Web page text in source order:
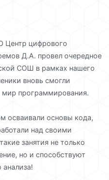
Центр цифрового
Д.А. провел очередное
СОШ в рамках нашего
вновь смогли
мир программирования.
осваивали основы кода,
над своими
занятия не только
но и способствуют